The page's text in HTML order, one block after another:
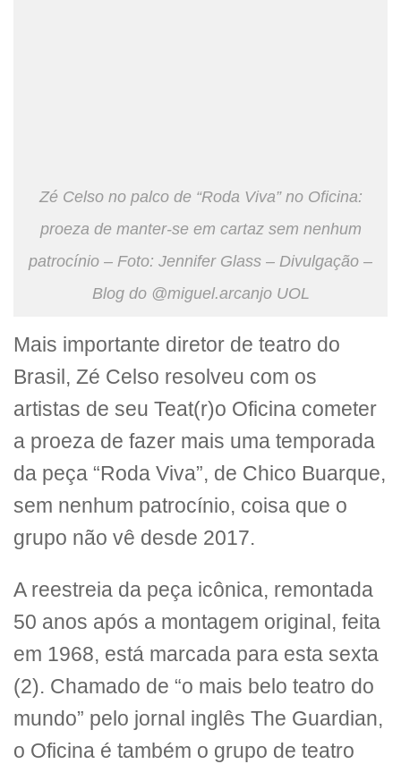
Zé Celso no palco de “Roda Viva” no Oficina:
proeza de manter-se em cartaz sem nenhum
patrocínio – Foto: Jennifer Glass – Divulgação –
Blog do @miguel.arcanjo UOL
Mais importante diretor de teatro do
Brasil, Zé Celso resolveu com os
artistas de seu Teat(r)o Oficina cometer
a proeza de fazer mais uma temporada
da peça “Roda Viva”, de Chico Buarque,
sem nenhum patrocínio, coisa que o
grupo não vê desde 2017.
A reestreia da peça icônica, remontada
50 anos após a montagem original, feita
em 1968, está marcada para esta sexta
(2). Chamado de “o mais belo teatro do
mundo” pelo jornal inglês The Guardian,
o Oficina é também o grupo de teatro